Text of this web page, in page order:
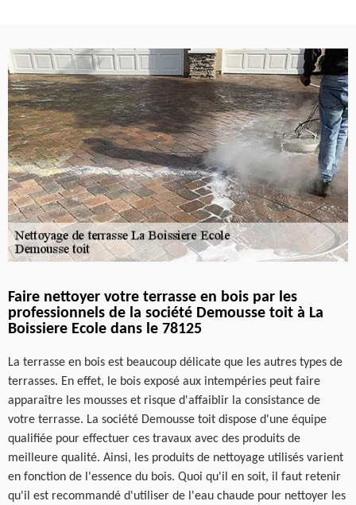
Faire nettoyer votre terrasse en bois par les
professionnels de la société Demousse toit à La
Boissiere Ecole dans le 78125
La terrasse en bois est beaucoup délicate que les autres types de
terrasses. En effet, le bois exposé aux intempéries peut faire
apparaître les mousses et risque d'affaiblir la consistance de
votre terrasse. La société Demousse toit dispose d'une équipe
qualifiée pour effectuer ces travaux avec des produits de
meilleure qualité. Ainsi, les produits de nettoyage utilisés varient
en fonction de l'essence du bois. Quoi qu'il en soit, il faut retenir
qu'il est recommandé d'utiliser de l'eau chaude pour nettoyer les